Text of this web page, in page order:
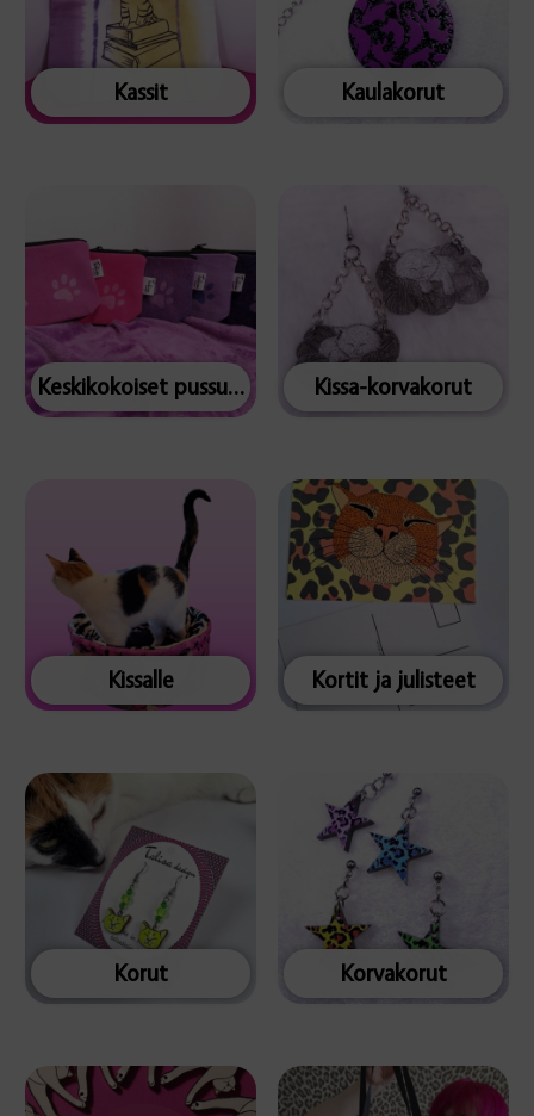
Kassit Kaulakorut
Keskikokoiset pussukat Kissa-korvakorut
Kissalle Kortit ja julisteet
Korut Korvakorut